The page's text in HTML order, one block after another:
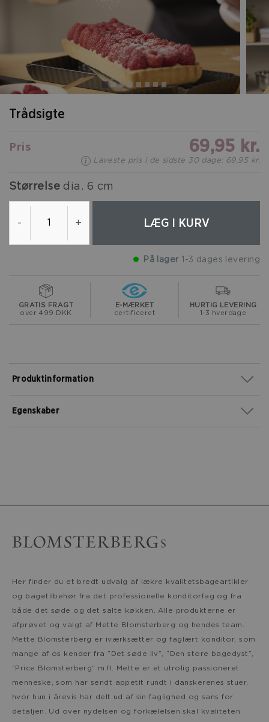
Trådsigte
Pris 69,95 kr.
Laveste pris i de sidste 30 dage: 69,95 kr.
Størrelse dia. 6 cm
- + LÆG I KURV
På lager 1-3 dages levering
GRATIS FRAGT
over 499 DKK
E-MÆRKET
certificeret
HURTIG LEVERING
1-3 hverdage
Egenskaber
Produktinformation
Her finder du et bredt udvalg af lækre kvalitetsbageartikler
og bagetilbehør fra det professionelle konditorfag og fra
både det søde og det salte køkken. Alle produkterne er
afprøvet og valgt af Mette Blomsterberg og hendes team.
Mette Blomsterberg er iværksætter og faglært konditor, som
mange af os kender fra ”Det søde liv”, ”Den store bagedyst”,
”Price Blomsterberg” m.fl. Mette er et utrolig passioneret
menneske, som har sendt appetit rundt i danskerenes stuer,
hvor hun i årevis har delt ud af sin faglighed og sans for
detaljen. Ud over nydelsen og forkælelsen skal kvaliteten